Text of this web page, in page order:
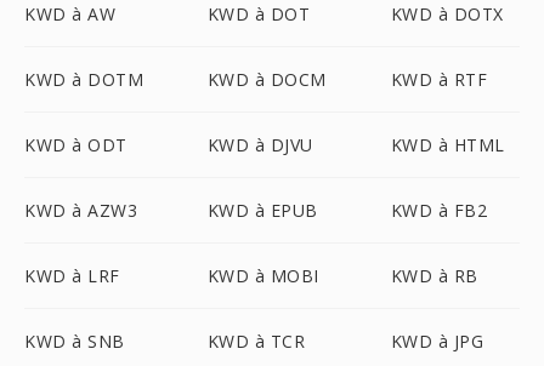
KWD à AW KWD à DOT KWD à DOTX
KWD à DOTM KWD à DOCM KWD à RTF
KWD à ODT KWD à DJVU KWD à HTML
KWD à AZW3 KWD à EPUB KWD à FB2
KWD à LRF KWD à MOBI KWD à RB
KWD à SNB KWD à TCR KWD à JPG